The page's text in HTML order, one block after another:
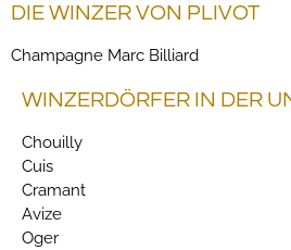
DIE WINZER VON PLIVOT
Champagne Marc Billiard
WINZERDÖRFER IN DER
Chouilly
Cuis
Cramant
Avize
Oger